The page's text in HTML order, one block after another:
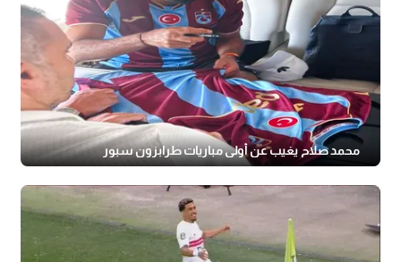
محمد صلاح يغيب عن أولى مباريات طرابزون سبور